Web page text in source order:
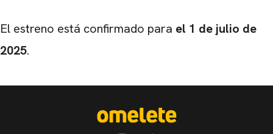
El estreno está confirmado para el 1 de julio de
2025.